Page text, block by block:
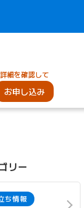
詳細を確認して
お申し込み
リー
ち情報